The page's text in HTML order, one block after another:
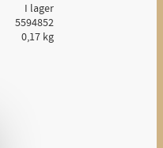
I lager
5594852
0,17 kg